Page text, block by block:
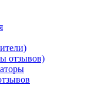
отзывов)